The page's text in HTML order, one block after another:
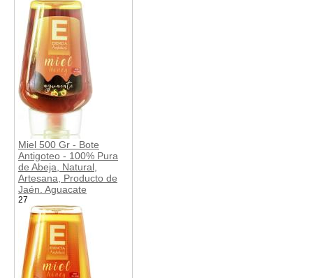
Miel 500 Gr - Bote
Antigoteo - 100% Pura
de Abeja, Natural,
Artesana, Producto de
Jaén. Aguacate
27